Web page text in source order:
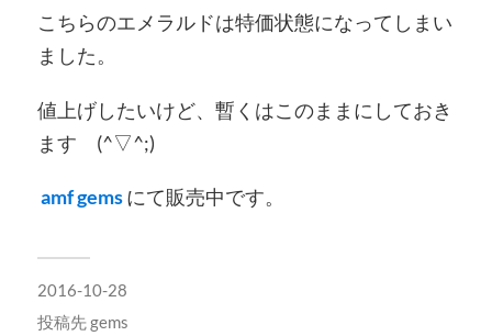
こちらのエメラルドは特価状態になってしまい
ました。
値上げしたいけど、暫くはこのままにしておき
ます (^▽^;)
amf gems にて販売中です。
2016-10-28
投稿先gems